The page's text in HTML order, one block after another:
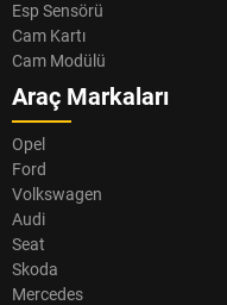
Esp Sensörü
Cam Kartı
Cam Modülü
Araç Markaları
Opel
Ford
Volkswagen
Audi
Seat
Skoda
Mercedes